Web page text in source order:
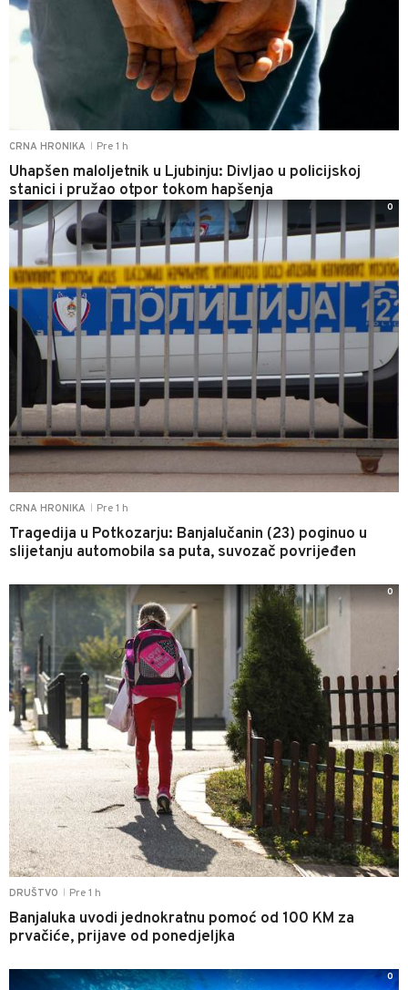
CRNA HRONIKA Pre 1 h
Uhapšen maloljetnik u Ljubinju: Divljao u policijskoj
stanici i pružao otpor tokom hapšenja
CRNA HRONIKA Pre 1 h
Tragedija u Potkozarju: Banjalučanin (23) poginuo u
slijetanju automobila sa puta, suvozač povrijeđen
0
DRUŠTVO Pre 1 h
Banjaluka uvodi jednokratnu pomoć od 100 KM za
prvačiće, prijave od ponedjeljka
0
0